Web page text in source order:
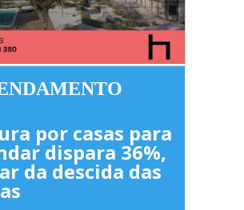
por casas para
dispara 36%,
da descida das